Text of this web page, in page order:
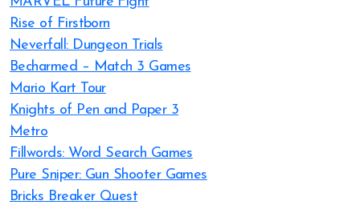
Rise of Firstborn
Neverfall: Dungeon Trials
Becharmed – Match 3 Games
Mario Kart Tour
Knights of Pen and Paper 3
Metro
Fillwords: Word Search Games
Pure Sniper: Gun Shooter Games
Bricks Breaker Quest